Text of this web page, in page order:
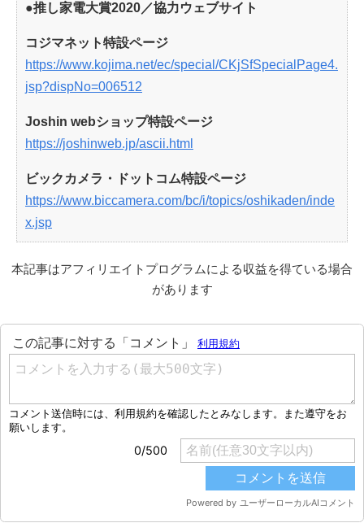
●推し家電大賞2020／協力ウェブサイト
コジマネット特設ページ
https://www.kojima.net/ec/special/CKjSfSpecialPage4.
jsp?dispNo=006512
Joshin webショップ特設ページ
https://joshinweb.jp/ascii.html
ビックカメラ・ドットコム特設ページ
https://www.biccamera.com/bc/i/topics/oshikaden/inde
x.jsp
本記事はアフィリエイトプログラムによる収益を得ている場合
があります